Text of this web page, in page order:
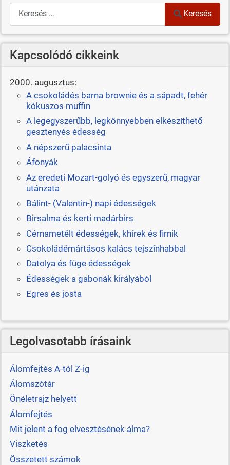
Keresés
Keresés
Kapcsolódó cikkeink
2000. augusztus:
A csokoládés barna brownie és a sápadt, fehér
kókuszos muffin
A legegyszerűbb, legkönnyebben elkészíthető
gesztenyés édesség
A népszerű palacsinta
Áfonyák
Az eredeti Mozart-golyó és egyszerű, magyar
utánzata
Bálint- (Valentin-) napi édességek
Birsalma és kerti madárbirs
Cérnametélt édességek, khírek és firnik
Csokoládémártásos kalács tejszínhabbal
Datolya és füge édességek
Édességek a gabonák királyából
Egres és josta
Legolvasotabb írásaink
Álomfejtés A-tól Z-ig
Álomszótár
Önéletrajz helyett
Álomfejtés
Mit jelent a fog elvesztésének álma?
Viszketés
Összetett számok